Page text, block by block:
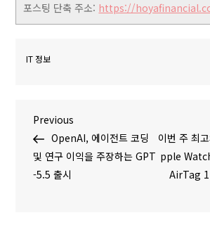
포스팅 단축 주소: https://
IT 정보
글
탐
P
r
e
v
Previous
OpenAI, 에이전트 코딩
및 연구 이익을 주장하는 GPT
-5.5 출시
이번 주 최
pple
AirTag 1